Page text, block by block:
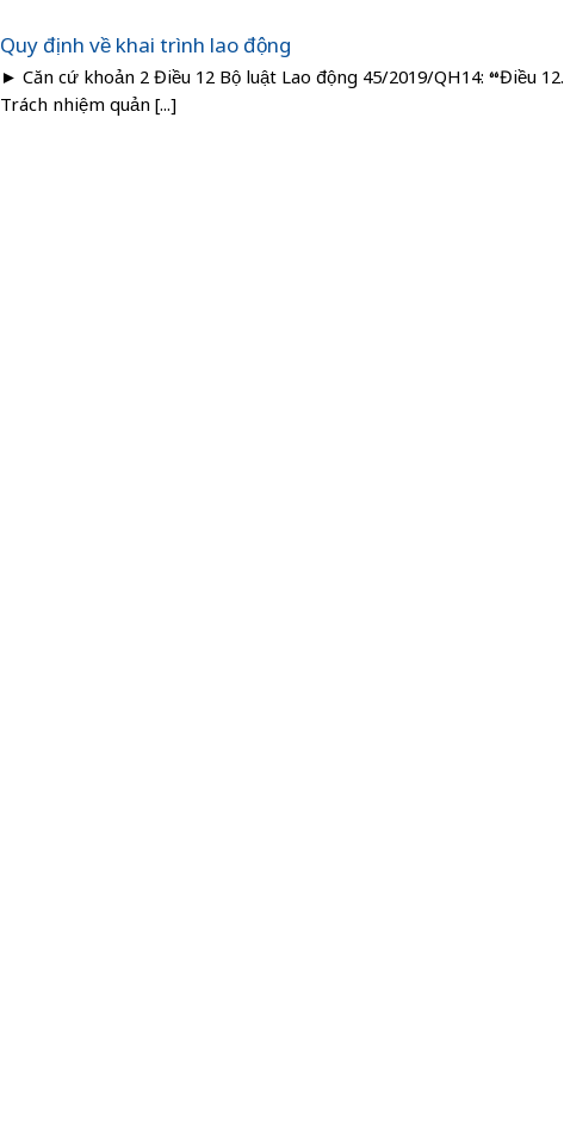
Quy định về khai trình lao động
► Căn cứ khoản 2 Điều 12 Bộ luật Lao động 45/2019/QH14: “Điều 12.
Trách nhiệm quản [...]